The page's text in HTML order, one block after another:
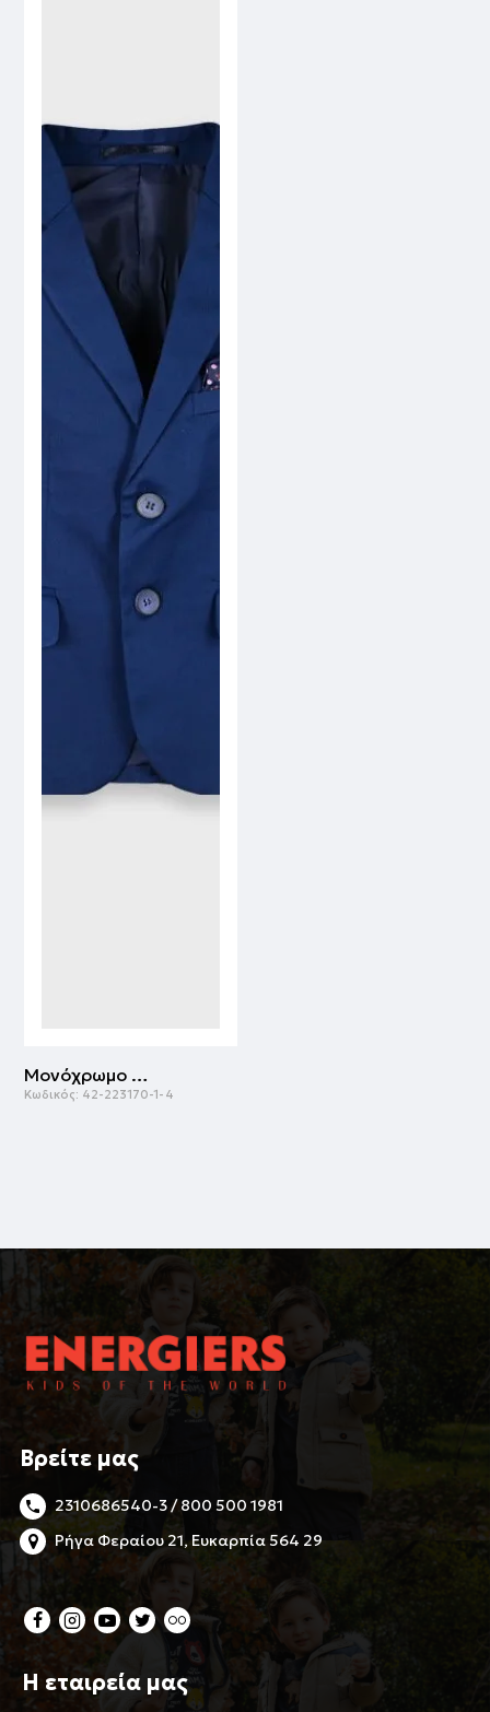
Μονόχρωμο σακάκι για αγόρι για επισημες εμφανίσεις | ΜΑΡΕΝ
Κωδικός: 42-223170-1-4
Βρείτε μας
2310686540-3 / 800 500 1981
Ρήγα Φεραίου 21, Ευκαρπία 564 29
Η εταιρεία μας